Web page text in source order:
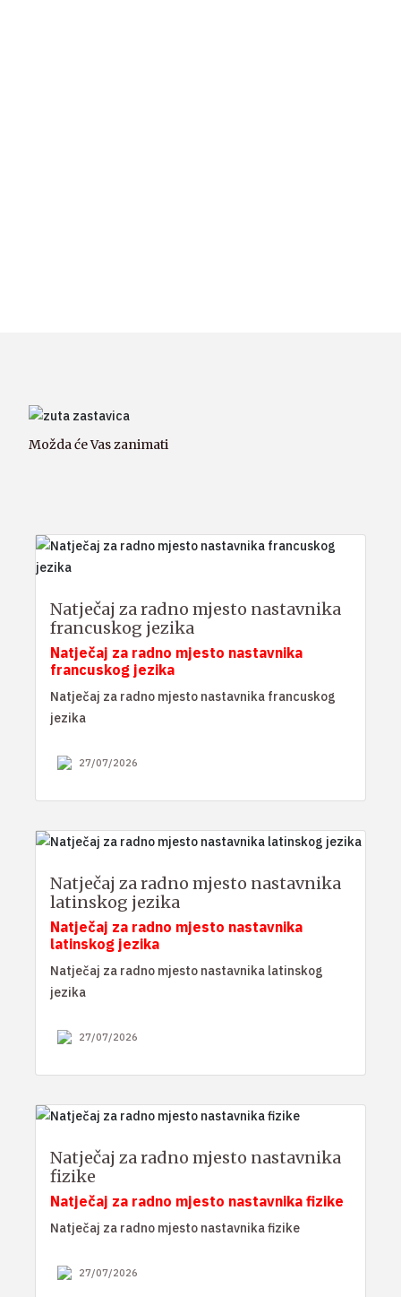
Možda će Vas zanimati
Natječaj za radno mjesto nastavnika
francuskog jezika
Natječaj za radno mjesto nastavnika
francuskog jezika
Natječaj za radno mjesto nastavnika francuskog
jezika
27/07/2026
Natječaj za radno mjesto nastavnika
latinskog jezika
Natječaj za radno mjesto nastavnika
latinskog jezika
Natječaj za radno mjesto nastavnika latinskog
jezika
27/07/2026
Natječaj za radno mjesto nastavnika
fizike
Natječaj za radno mjesto nastavnika fizike
Natječaj za radno mjesto nastavnika fizike
27/07/2026